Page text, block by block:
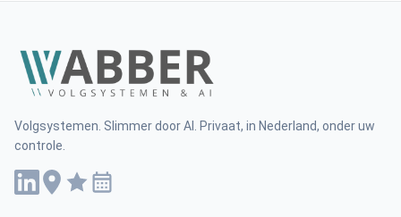
Volgsystemen. Slimmer door AI. Privaat, in Nederland, onder uw
controle.